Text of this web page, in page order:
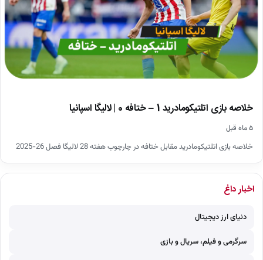
خلاصه بازی اتلتیکومادرید 1 – ختافه 0 | لالیگا اسپانیا
۵ ماه قبل
خلاصه بازی اتلتیکومادرید مقابل ختافه در چارچوب هفته 28 لالیگا فصل 26-2025
اخبار داغ
دنیای ارز دیجیتال
سرگرمی و فیلم، سریال و بازی